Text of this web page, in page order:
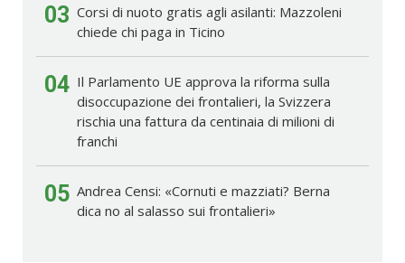
03 Corsi di nuoto gratis agli asilanti: Mazzoleni
chiede chi paga in Ticino
04 Il Parlamento UE approva la riforma sulla
disoccupazione dei frontalieri, la Svizzera
rischia una fattura da centinaia di milioni di
franchi
05 Andrea Censi: «Cornuti e mazziati? Berna
dica no al salasso sui frontalieri»